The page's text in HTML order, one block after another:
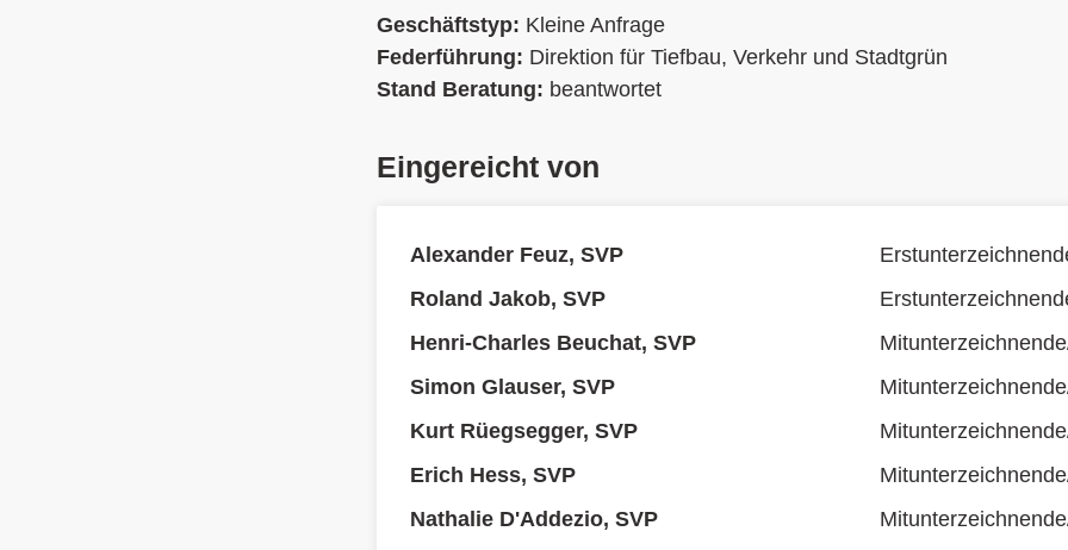
Geschäftstyp: Kleine Anfrage
Federführung: Direktion für Tiefbau, Verkehr und Stadtgrün
Stand Beratung: beantwortet
Eingereicht von
Alexander Feuz, SVP
Roland Jakob, SVP
Henri-Charles Beuchat, SVP
Simon Glauser, SVP
Kurt Rüegsegger, SVP
Erich Hess, SVP
Nathalie D'Addezio, SVP